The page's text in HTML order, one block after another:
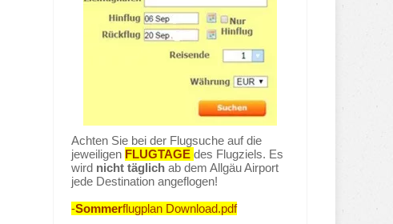
Achten Sie bei der Flugsuche auf die
jeweiligen FLUGTAGE des Flugziels. Es
wird nicht täglichab dem Allgäu Airport
jede Destination angeflogen!
-Sommerflugplan Download.pdf